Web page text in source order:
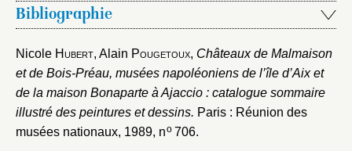
Bibliographie
Nicole Hubert, Alain Pougetoux, Châteaux de Malmaison
et de Bois-Préau, musées napoléoniens de l’île d’Aix et
de la maison Bonaparte à Ajaccio : catalogue sommaire
illustré des peintures et dessins. Paris : Réunion des
musées nationaux, 1989, no706.